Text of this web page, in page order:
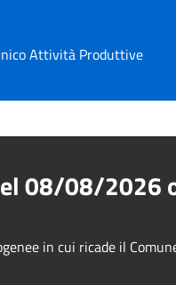
Attività Produttive
08/08/2026
in cui ricade il